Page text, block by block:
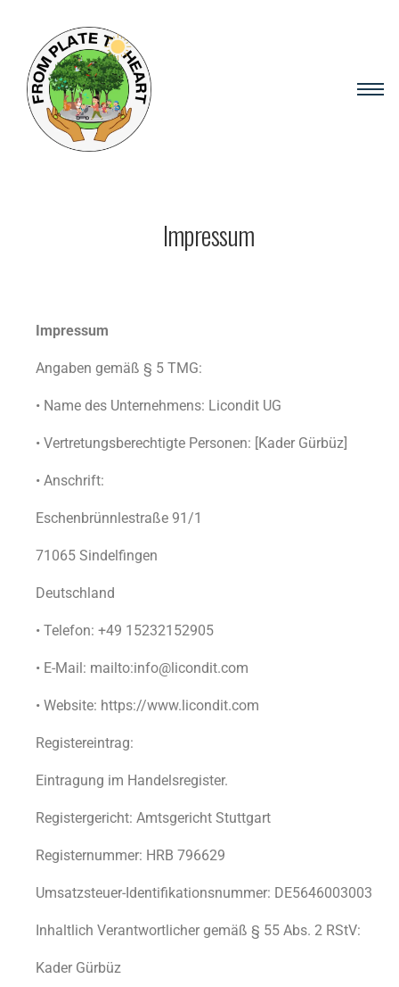
Impressum
Impressum
Angaben gemäß § 5 TMG:
• Name des Unternehmens: Licondit UG
• Vertretungsberechtigte Personen: [Kader Gürbüz]
• Anschrift:
Eschenbrünnlestraße 91/1
71065 Sindelfingen
Deutschland
• Telefon: +49 15232152905
• E-Mail: mailto:info@licondit.com
• Website: https://www.licondit.com
Registereintrag:
Eintragung im Handelsregister.
Registergericht: Amtsgericht Stuttgart
Registernummer: HRB 796629
Umsatzsteuer-Identifikationsnummer: DE5646003003
Inhaltlich Verantwortlicher gemäß § 55 Abs. 2 RStV:
Kader Gürbüz